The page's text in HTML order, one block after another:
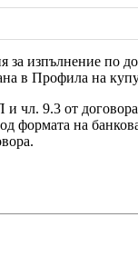
за изпълнение по
в Профила на
и чл. 9.3 от
на